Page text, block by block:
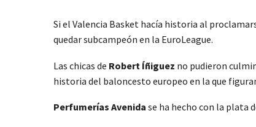
Si el Valencia Basket hacía historia al
quedar subcampeón en la EuroLeague.
Las chicas de Robert Íñiguez no pudieron
historia del baloncesto europeo en la que
Perfumerías Avenida se ha hecho con la plata